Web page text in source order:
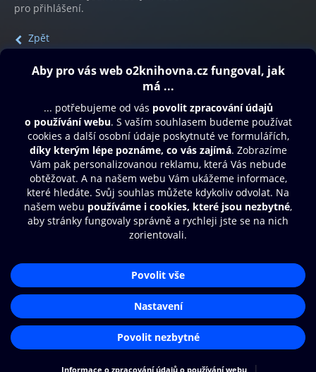
pro přihlášení.
Zpět
Obsah ke stažení
Moje O2 Knihovna
Další zábava
© O2 Czech Republic a.s.
Přístupnost
Zásady zpracování osobních údajů
Nastavení cookies
Aplikace O2 Knihovna
Čti a poslouchej své e-knihy a
audioknihy rychleji a pohodlněji.